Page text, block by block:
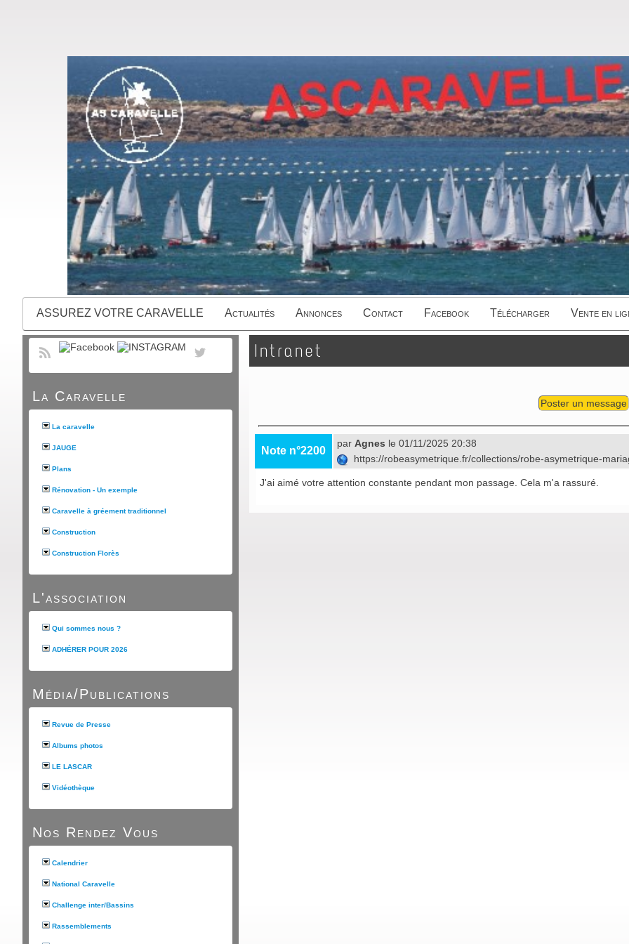
ASSUREZ VOTRE CARAVELLE Actualités Annonces Contact Facebook Télécharger Vente en
La Caravelle
La caravelle
JAUGE
Plans
Rénovation - Un exemple
Caravelle à gréement traditionnel
Construction
Construction Florès
L'association
Qui sommes nous ?
ADHÉRER POUR 2026
Média/Publications
Revue de Presse
Albums photos
LE LASCAR
Vidéothèque
Nos Rendez Vous
Calendrier
National Caravelle
Challenge inter/Bassins
Rassemblements
Intranet
Poster un message
Note n°2200
par Agnes le 01/11/2025 20:38
https://robeasymetrique.fr/collections/robe-asymetrique-
J'ai aimé votre attention constante pendant mon passage. Cela m'a rassuré.